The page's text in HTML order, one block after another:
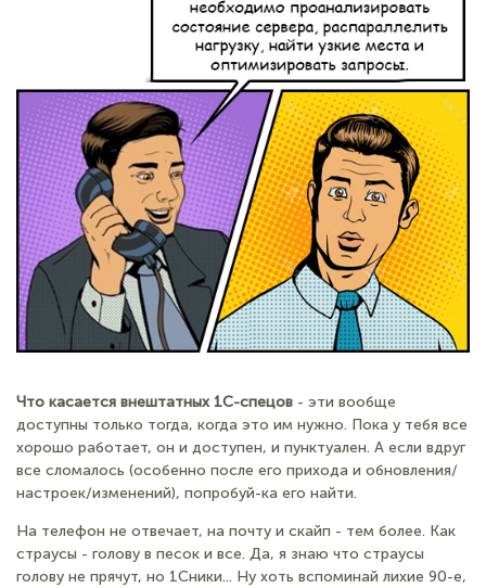
Что касается внештатных 1С-спецов - эти вообще
доступны только тогда, когда это им нужно. Пока у тебя все
хорошо работает, он и доступен, и пунктуален. А если вдруг
все сломалось (особенно после его прихода и обновления/
настроек/изменений), попробуй-ка его найти.
На телефон не отвечает, на почту и скайп - тем более. Как
страусы - голову в песок и все. Да, я знаю что страусы
голову не прячут, но 1Сники... Ну хоть вспоминай лихие 90-е,